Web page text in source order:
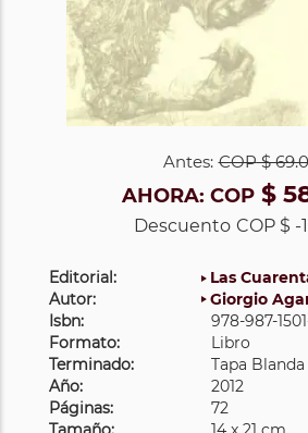
Antes: COP$
AHORA: COP $
Descuento COP $ -
Editorial:
Las
Autor:
Giorgio
Isbn:
978-987-
Formato:
Libro
Terminado:
Tapa Blanda
Año:
2012
Páginas:
72